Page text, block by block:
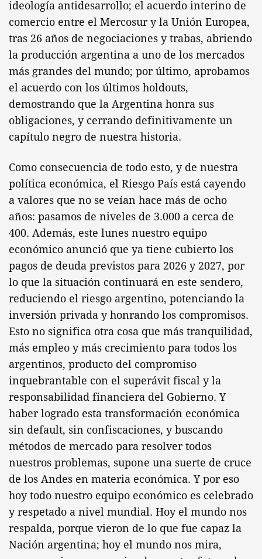
ideología antidesarrollo; el acuerdo interino de
comercio entre el Mercosur y la Unión Europea,
tras 26 años de negociaciones y trabas, abriendo
la producción argentina a uno de los mercados
más grandes del mundo; por último, aprobamos
el acuerdo con los últimos holdouts,
demostrando que la Argentina honra sus
obligaciones, y cerrando definitivamente un
capítulo negro de nuestra historia.
Como consecuencia de todo esto, y de nuestra
política económica, el Riesgo País está cayendo
a valores que no se veían hace más de ocho
años: pasamos de niveles de 3.000 a cerca de
400. Además, este lunes nuestro equipo
económico anunció que ya tiene cubierto los
pagos de deuda previstos para 2026 y 2027, por
lo que la situación continuará en este sendero,
reduciendo el riesgo argentino, potenciando la
inversión privada y honrando los compromisos.
Esto no significa otra cosa que más tranquilidad,
más empleo y más crecimiento para todos los
argentinos, producto del compromiso
inquebrantable con el superávit fiscal y la
responsabilidad financiera del Gobierno. Y
haber logrado esta transformación económica
sin default, sin confiscaciones, y buscando
métodos de mercado para resolver todos
nuestros problemas, supone una suerte de cruce
de los Andes en materia económica. Y por eso
hoy todo nuestro equipo económico es celebrado
y respetado a nivel mundial. Hoy el mundo nos
respalda, porque vieron de lo que fue capaz la
Nación argentina; hoy el mundo nos mira,